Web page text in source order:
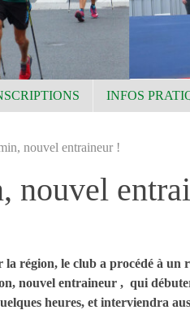
INFOS
nouvel entraineur !
nouvel
région, le club a procédé à un
nouvel entraineur , qui
heures, et interviendra